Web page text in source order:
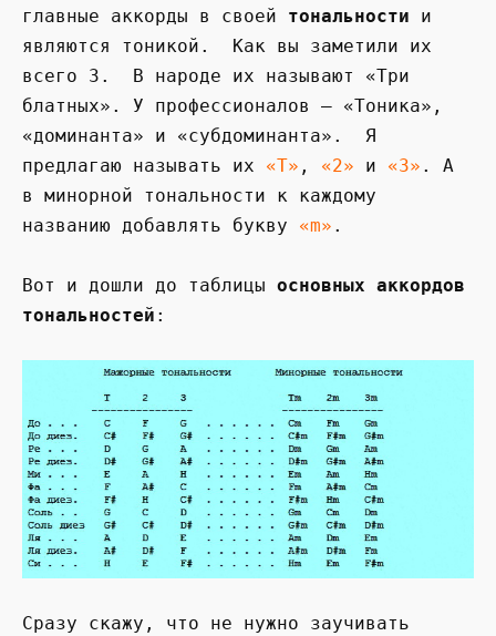
главные аккорды в своей тональности и
являются тоникой. Как вы заметили их
всего 3. В народе их называют «Три
блатных». У профессионалов – «Тоника»,
«доминанта» и «субдоминанта». Я
предлагаю называть их «Т» , «2» и «3» . А
в минорной тональности к каждому
названию добавлять букву «m» .
Вот и дошли до таблицы основных аккордов
тональностей :
Сразу скажу, что не нужно заучивать